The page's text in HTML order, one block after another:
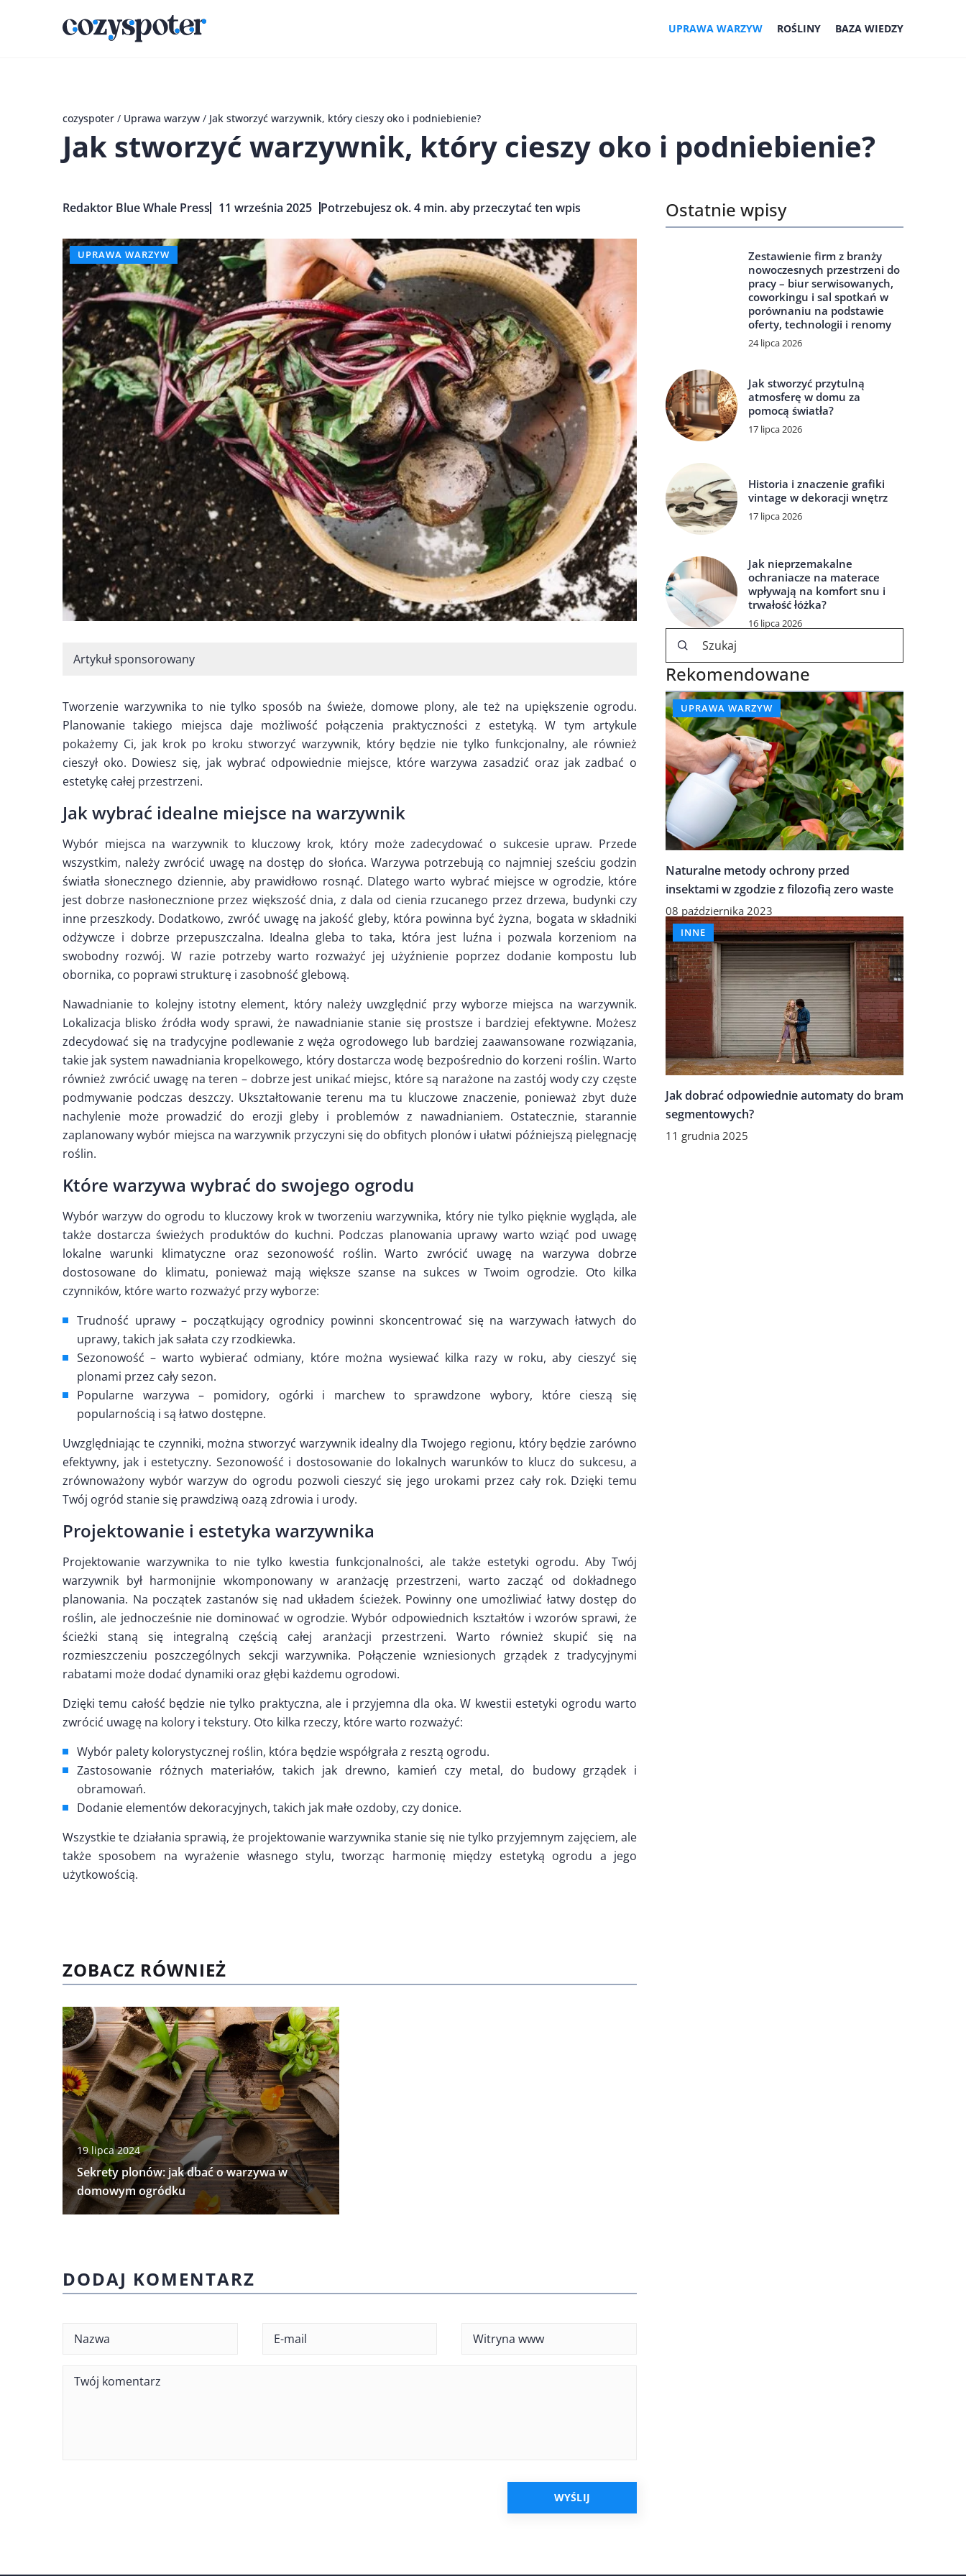
UPRAWA WARZYW ROŚLINY BAZA WIEDZY
cozyspoter / Uprawa warzyw / Jak stworzyć warzywnik, który cieszy oko i podniebienie?
Jak stworzyć warzywnik, który cieszy oko i podniebienie?
Redaktor Blue Whale Press 11 września 2025 Potrzebujesz ok. 4 min. aby przeczytać ten wpis
UPRAWA WARZYW
Artykuł sponsorowany
Tworzenie warzywnika to nie tylko sposób na świeże, domowe plony, ale też na upiększenie ogrodu.
Planowanie takiego miejsca daje możliwość połączenia praktyczności z estetyką. W tym artykule
pokażemy Ci, jak krok po kroku stworzyć warzywnik, który będzie nie tylko funkcjonalny, ale również
cieszył oko. Dowiesz się, jak wybrać odpowiednie miejsce, które warzywa zasadzić oraz jak zadbać o
estetykę całej przestrzeni.
Jak wybrać idealne miejsce na warzywnik
Wybór miejsca na warzywnik to kluczowy krok, który może zadecydować o sukcesie upraw. Przede
wszystkim, należy zwrócić uwagę na dostęp do słońca. Warzywa potrzebują co najmniej sześciu godzin
światła słonecznego dziennie, aby prawidłowo rosnąć. Dlatego warto wybrać miejsce w ogrodzie, które
jest dobrze nasłonecznione przez większość dnia, z dala od cienia rzucanego przez drzewa, budynki czy
inne przeszkody. Dodatkowo, zwróć uwagę na jakość gleby, która powinna być żyzna, bogata w składniki
odżywcze i dobrze przepuszczalna. Idealna gleba to taka, która jest luźna i pozwala korzeniom na
swobodny rozwój. W razie potrzeby warto rozważyć jej użyźnienie poprzez dodanie kompostu lub
obornika, co poprawi strukturę i zasobność glebową.
Nawadnianie to kolejny istotny element, który należy uwzględnić przy wyborze miejsca na warzywnik.
Lokalizacja blisko źródła wody sprawi, że nawadnianie stanie się prostsze i bardziej efektywne. Możesz
zdecydować się na tradycyjne podlewanie z węża ogrodowego lub bardziej zaawansowane rozwiązania,
takie jak system nawadniania kropelkowego, który dostarcza wodę bezpośrednio do korzeni roślin. Warto
również zwrócić uwagę na teren – dobrze jest unikać miejsc, które są narażone na zastój wody czy częste
podmywanie podczas deszczy. Ukształtowanie terenu ma tu kluczowe znaczenie, ponieważ zbyt duże
nachylenie może prowadzić do erozji gleby i problemów z nawadnianiem. Ostatecznie, starannie
zaplanowany wybór miejsca na warzywnik przyczyni się do obfitych plonów i ułatwi późniejszą pielęgnację
roślin.
Które warzywa wybrać do swojego ogrodu
Wybór warzyw do ogrodu to kluczowy krok w tworzeniu warzywnika, który nie tylko pięknie wygląda, ale
także dostarcza świeżych produktów do kuchni. Podczas planowania uprawy warto wziąć pod uwagę
lokalne warunki klimatyczne oraz sezonowość roślin. Warto zwrócić uwagę na warzywa dobrze
dostosowane do klimatu, ponieważ mają większe szanse na sukces w Twoim ogrodzie. Oto kilka
czynników, które warto rozważyć przy wyborze:
Trudność uprawy – początkujący ogrodnicy powinni skoncentrować się na warzywach łatwych do
uprawy, takich jak sałata czy rzodkiewka.
Sezonowość – warto wybierać odmiany, które można wysiewać kilka razy w roku, aby cieszyć się
plonami przez cały sezon.
Popularne warzywa – pomidory, ogórki i marchew to sprawdzone wybory, które cieszą się
popularnością i są łatwo dostępne.
Uwzględniając te czynniki, można stworzyć warzywnik idealny dla Twojego regionu, który będzie zarówno
efektywny, jak i estetyczny. Sezonowość i dostosowanie do lokalnych warunków to klucz do sukcesu, a
zrównoważony wybór warzyw do ogrodu pozwoli cieszyć się jego urokami przez cały rok. Dzięki temu
Twój ogród stanie się prawdziwą oazą zdrowia i urody.
Projektowanie i estetyka warzywnika
Projektowanie warzywnika to nie tylko kwestia funkcjonalności, ale także estetyki ogrodu. Aby Twój
warzywnik był harmonijnie wkomponowany w aranżację przestrzeni, warto zacząć od dokładnego
planowania. Na początek zastanów się nad układem ścieżek. Powinny one umożliwiać łatwy dostęp do
roślin, ale jednocześnie nie dominować w ogrodzie. Wybór odpowiednich kształtów i wzorów sprawi, że
ścieżki staną się integralną częścią całej aranżacji przestrzeni. Warto również skupić się na
rozmieszczeniu poszczególnych sekcji warzywnika. Połączenie wzniesionych grządek z tradycyjnymi
rabatami może dodać dynamiki oraz głębi każdemu ogrodowi.
Dzięki temu całość będzie nie tylko praktyczna, ale i przyjemna dla oka. W kwestii estetyki ogrodu warto
zwrócić uwagę na kolory i tekstury. Oto kilka rzeczy, które warto rozważyć:
Wybór palety kolorystycznej roślin, która będzie współgrała z resztą ogrodu.
Zastosowanie różnych materiałów, takich jak drewno, kamień czy metal, do budowy grządek i
obramowań.
Dodanie elementów dekoracyjnych, takich jak małe ozdoby, czy donice.
Wszystkie te działania sprawią, że projektowanie warzywnika stanie się nie tylko przyjemnym zajęciem, ale
także sposobem na wyrażenie własnego stylu, tworząc harmonię między estetyką ogrodu a jego
użytkowością.
ZOBACZ RÓWNIEŻ
19 lipca 2024
Sekrety plonów: jak dbać o warzywa w
domowym ogródku
Ostatnie wpisy
Zestawienie firm z branży
nowoczesnych przestrzeni do
pracy – biur serwisowanych,
coworkingu i sal spotkań w
porównaniu na podstawie
oferty, technologii i renomy
24 lipca 2026
Jak stworzyć przytulną
atmosferę w domu za
pomocą światła?
17 lipca 2026
Historia i znaczenie grafiki
vintage w dekoracji wnętrz
17 lipca 2026
Jak nieprzemakalne
ochraniacze na materace
wpływają na komfort snu i
trwałość łóżka?
16 lipca 2026
Rekomendowane
UPRAWA WARZYW
Naturalne metody ochrony przed
insektami w zgodzie z filozofią zero waste
08 października 2023
INNE
Jak dobrać odpowiednie automaty do bram
segmentowych?
11 grudnia 2025
DODAJ KOMENTARZ